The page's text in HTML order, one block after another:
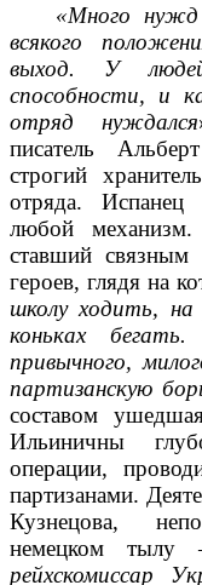
«Много нужд
всякого
выход. У
способности, и
отряд нуждался
писатель
строгий
отряда.
любой
ставший
героев, глядя на
школу ходить, на
коньках
привычного,
партизанскую
составом
Ильиничны
операции,
партизанами.
Кузнецова,
немецком
рейхскомиссар